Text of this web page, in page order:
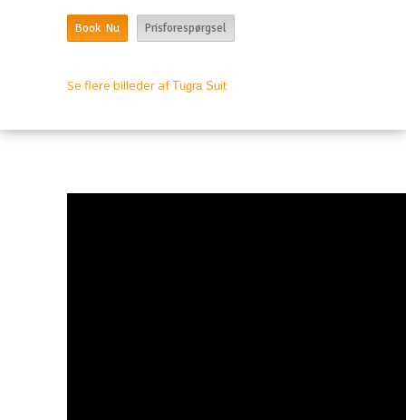
Book Nu Prisforespørgsel
Se flere billeder afTugra Suit